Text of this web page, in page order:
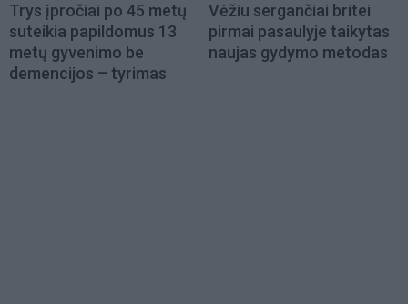
Trys įpročiai po 45 metų
suteikia papildomus 13
metų gyvenimo be
demencijos – tyrimas
Vėžiu sergančiai britei
pirmai pasaulyje taikytas
naujas gydymo metodas